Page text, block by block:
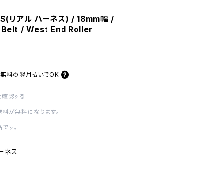
リアル ハーネス) / 18mm幅 /
/ West End Roller
料の 翌月払いでOK
認する
が無料になります。
す。
ネス